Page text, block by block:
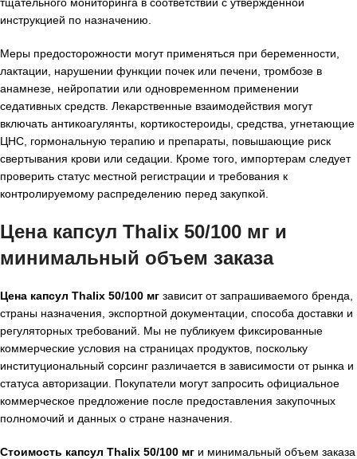
инструкцией по назначению.
Меры предосторожности могут применяться при беременности,
лактации, нарушении функции почек или печени, тромбозе в
анамнезе, нейропатии или одновременном применении
седативных средств. Лекарственные взаимодействия могут
включать антикоагулянты, кортикостероиды, средства, угнетающие
ЦНС, гормональную терапию и препараты, повышающие риск
свертывания крови или седации. Кроме того, импортерам следует
проверить статус местной регистрации и требования к
контролируемому распределению перед закупкой.
Цена капсул Thalix 50/100 мг и
минимальный объем заказа
Цена капсул Thalix 50/100 мг зависит от запрашиваемого бренда,
страны назначения, экспортной документации, способа доставки и
регуляторных требований. Мы не публикуем фиксированные
коммерческие условия на страницах продуктов, поскольку
институциональный сорсинг различается в зависимости от рынка и
статуса авторизации. Покупатели могут запросить официальное
коммерческое предложение после предоставления закупочных
полномочий и данных о стране назначения.
Стоимость капсул Thalix 50/100 мг и минимальный объем заказа